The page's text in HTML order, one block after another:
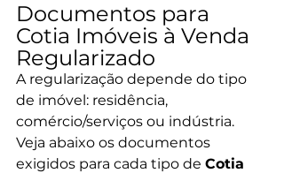
Documentos para
Cotia Imóveis à Venda
Regularizado
A regularização depende do tipo
de imóvel: residência,
comércio/serviços ou indústria.
Veja abaixo os documentos
exigidos para cada tipo de Cotia